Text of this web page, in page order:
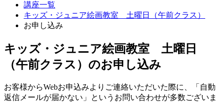
講座一覧
キッズ・ジュニア絵画教室 土曜日（午前クラス）
お申し込み
キッズ・ジュニア絵画教室 土曜日
（午前クラス）のお申し込み
お客様からWebお申込みよりご連絡いただいた際に、「自動
返信メールが届かない」というお問い合わせが多数ございま